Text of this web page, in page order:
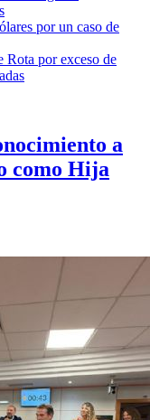
por un caso de
Rota por exceso de
a
como Hija